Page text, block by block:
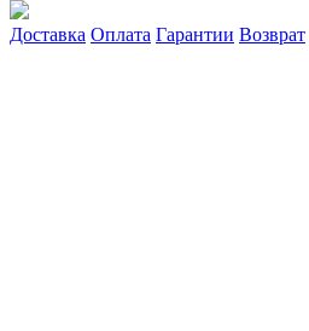
Доставка Оплата Гарантии Возврат